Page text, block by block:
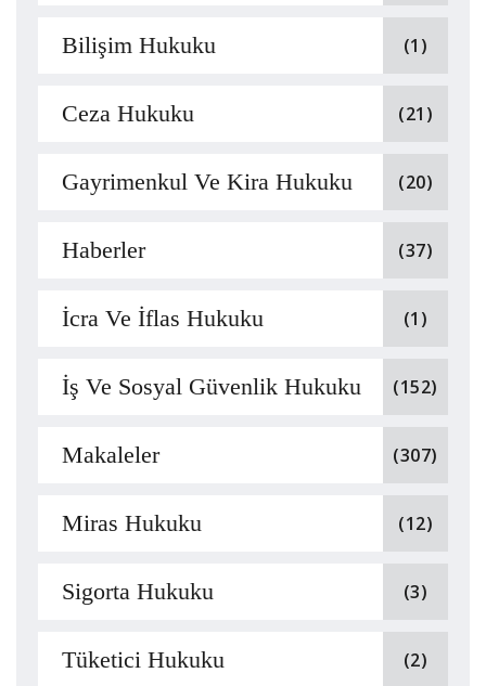
Bilişim Hukuku (1)
Ceza Hukuku (21)
Gayrimenkul Ve Kira Hukuku (20)
Haberler (37)
İcra Ve İflas Hukuku (1)
İş Ve Sosyal Güvenlik Hukuku (152)
Makaleler (307)
Miras Hukuku (12)
Sigorta Hukuku (3)
Tüketici Hukuku (2)